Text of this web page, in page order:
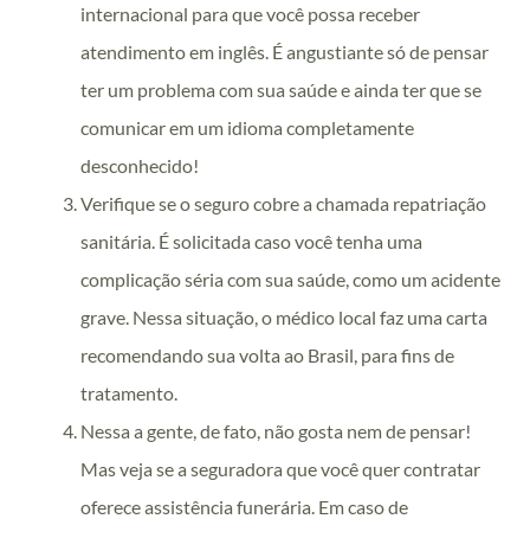
internacional para que você possa receber
atendimento em inglês. É angustiante só de pensar
ter um problema com sua saúde e ainda ter que se
comunicar em um idioma completamente
desconhecido!
Verifique se o seguro cobre a chamada repatriação
sanitária. É solicitada caso você tenha uma
complicação séria com sua saúde, como um acidente
grave. Nessa situação, o médico local faz uma carta
recomendando sua volta ao Brasil, para fins de
tratamento.
Nessa a gente, de fato, não gosta nem de pensar!
Mas veja se a seguradora que você quer contratar
oferece assistência funerária. Em caso de